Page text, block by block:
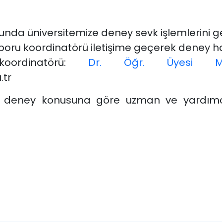
üniversitemize deney sevk işlemlerini
koordinatörü iletişime geçerek deney
Dr. Öğr. Üyesi
konusuna göre uzman ve